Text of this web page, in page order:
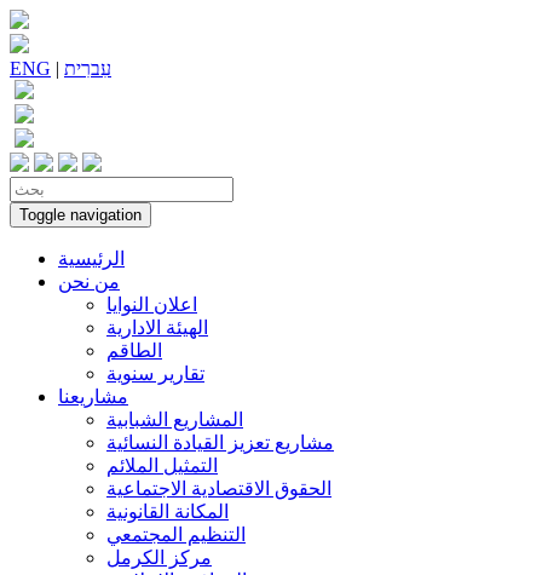
ENG | עִברִית
Toggle navigation
الرئيسية
من نحن
اعلان النوايا
الهيئة الادارية
الطاقم
تقارير سنوية
مشاريعنا
المشاريع الشبابية
مشاريع تعزيز القيادة النسائية
التمثيل الملائم
الحقوق الاقتصادية الاجتماعية
المكانة القانونية
التنظيم المجتمعي
مركز الكرمل